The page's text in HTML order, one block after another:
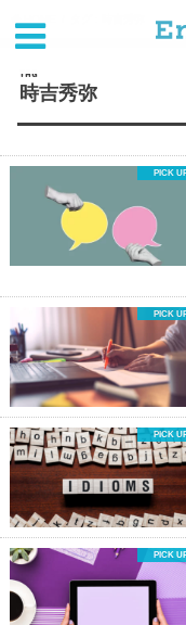
TAG
時吉秀弥